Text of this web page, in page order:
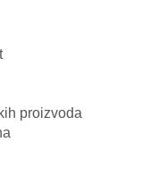
proizvoda